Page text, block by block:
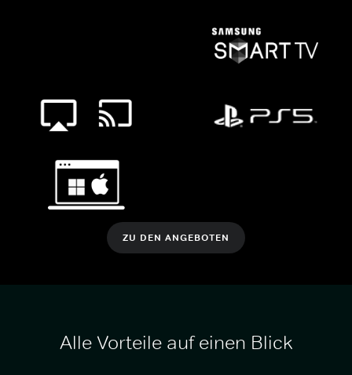
ZU DEN ANGEBOTEN
Alle Vorteile auf einen Blick